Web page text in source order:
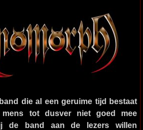
die al een geruime tijd bestaat
mens tot dusver niet goed mee
de band aan de lezers willen